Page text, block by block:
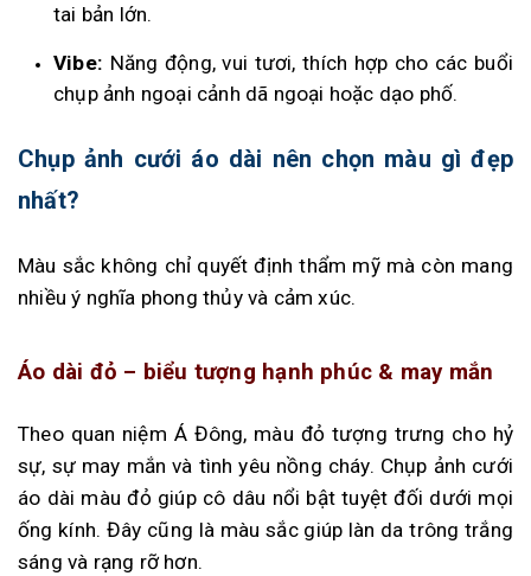
tai bản lớn.
Vibe: Năng động, vui tươi, thích hợp cho các buổi
chụp ảnh ngoại cảnh dã ngoại hoặc dạo phố.
Chụp ảnh cưới áo dài nên chọn màu gì đẹp
nhất?
Màu sắc không chỉ quyết định thẩm mỹ mà còn mang
nhiều ý nghĩa phong thủy và cảm xúc.
Áo dài đỏ – biểu tượng hạnh phúc & may mắn
Theo quan niệm Á Đông, màu đỏ tượng trưng cho hỷ
sự, sự may mắn và tình yêu nồng cháy. Chụp ảnh cưới
áo dài màu đỏ giúp cô dâu nổi bật tuyệt đối dưới mọi
ống kính. Đây cũng là màu sắc giúp làn da trông trắng
sáng và rạng rỡ hơn.